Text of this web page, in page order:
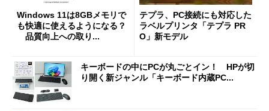
Windows 11は8GBメモリで
も快適に使えるようになる？
品質向上への取り...
テプラ、PC接続にも対応した
ラベルプリンタ「テプラ PR
O」新モデル
キーボードの中にPCが丸ごとイン！ HPが切
り開く新ジャンル「キーボード内蔵PC...